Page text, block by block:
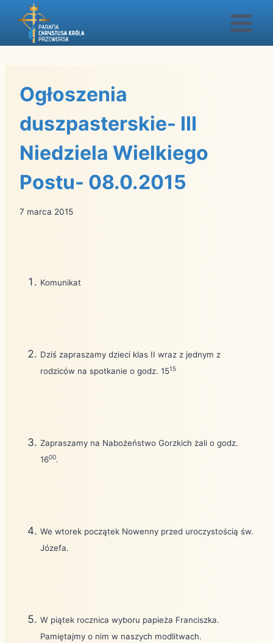
Przejdź
Ogłoszenia
duszpasterskie- III
Niedziela Wielkiego
Postu- 08.0.2015
7 marca 2015
Komunikat
Dziś zapraszamy dzieci klas II wraz z jednym z
rodziców na spotkanie o godz. 1515
Zapraszamy na Nabożeństwo Gorzkich żali o godz.
1600.
We wtorek początek Nowenny przed uroczystością św.
Józefa.
W piątek rocznica wyboru papieża Franciszka.
Pamiętajmy o nim w naszych modlitwach.